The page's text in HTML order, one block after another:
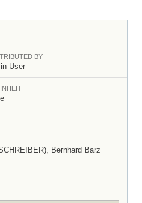
BY
User
Bernhard Barz